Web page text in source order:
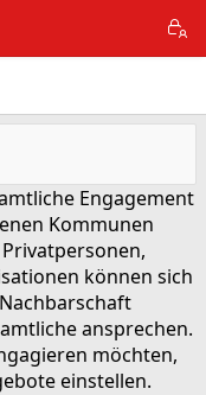
Engagement
Kommunen
können sich
ansprechen.
möchten,
einstellen.